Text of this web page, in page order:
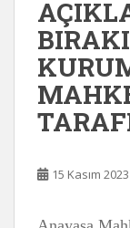
15 Kasım 2023